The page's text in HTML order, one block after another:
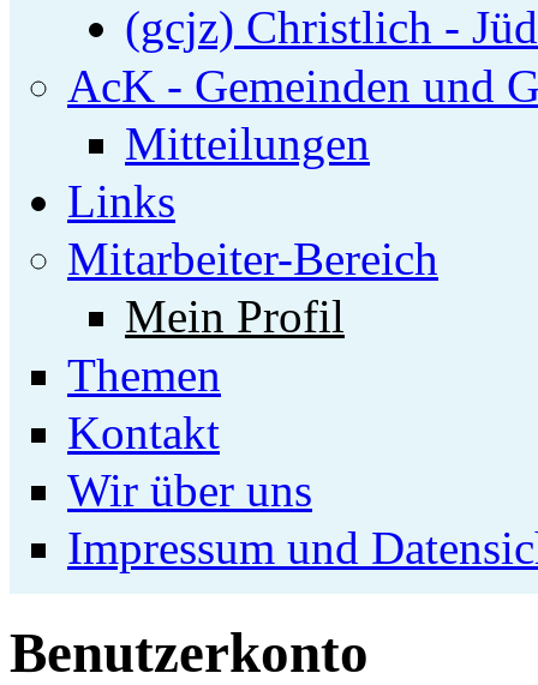
(gcjz) Christlich -
AcK - Gemeinden und
Mitteilungen
Links
Mitarbeiter-Bereich
Mein Profil
Themen
Kontakt
Wir über uns
Impressum und
Benutzerkonto